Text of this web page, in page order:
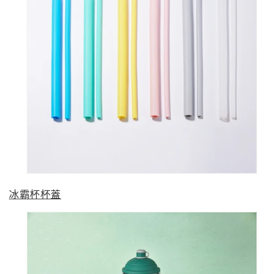
冰霸杯杯蓋